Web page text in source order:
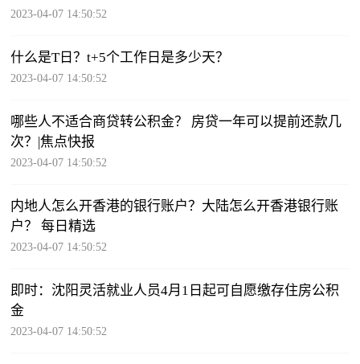
2023-04-07 14:50:52
什么是T日？t+5个工作日是多少天？
2023-04-07 14:50:52
哪些人不适合商贷转公积金？ 房贷一年可以提前还款几
次？|焦点快报
2023-04-07 14:50:52
内地人怎么开香港的银行账户？大陆怎么开香港银行账
户？ 每日精选
2023-04-07 14:50:52
即时：沈阳灵活就业人员4月1日起可自愿缴存住房公积
金
2023-04-07 14:50:52